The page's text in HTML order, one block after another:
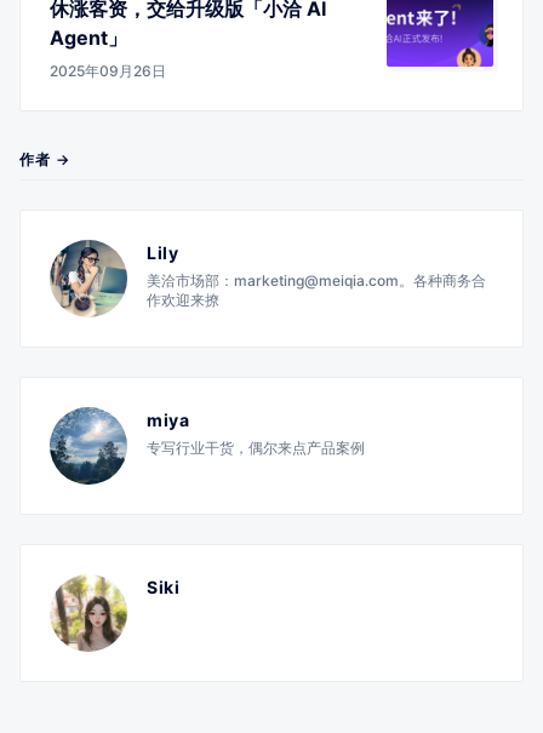
休涨客资，交给升级版「小洽 AI
Agent」
2025年09月26日
作者 →
Lily
美洽市场部：marketing@meiqia.com。各种商务合
作欢迎来撩
miya
专写行业干货，偶尔来点产品案例
Siki